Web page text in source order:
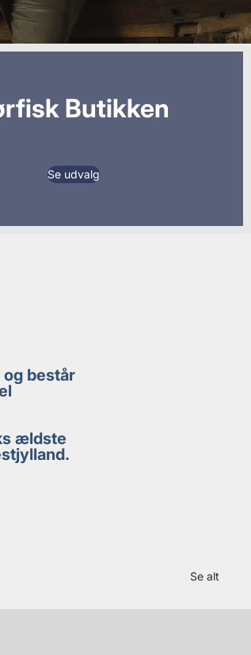
Butikken
Se udvalg
og består
ældste
Se alt